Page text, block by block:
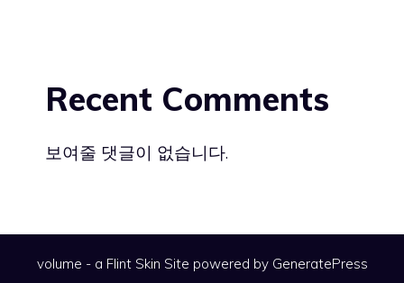
Recent Comments
보여줄 댓글이 없습니다.
volume - a Flint Skin Site powered by GeneratePress